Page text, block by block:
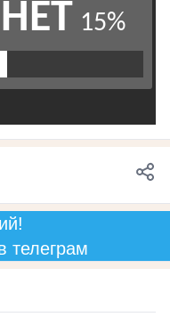
телеграм